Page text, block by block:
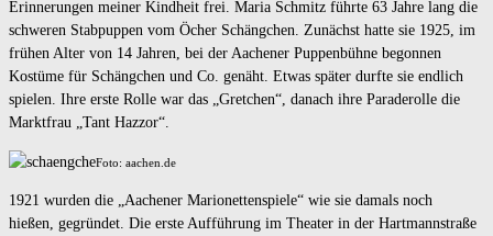
Erinnerungen meiner Kindheit frei. Maria Schmitz führte 63 Jahre lang die
schweren Stabpuppen vom Öcher Schängchen. Zunächst hatte sie 1925, im
frühen Alter von 14 Jahren, bei der Aachener Puppenbühne begonnen
Kostüme für Schängchen und Co. genäht. Etwas später durfte sie endlich
spielen. Ihre erste Rolle war das „Gretchen“, danach ihre Paraderolle die
Marktfrau „Tant Hazzor“.
Foto: aachen.de
1921 wurden die „Aachener Marionettenspiele“ wie sie damals noch
hießen, gegründet. Die erste Aufführung im Theater in der Hartmannstraße